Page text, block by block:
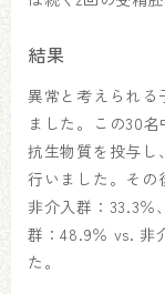
結果
異常と考えられる
ました。この30
抗生物質を投与し
行いました。その
非介入群：33.3
群：48.9％ vs. 非
た。